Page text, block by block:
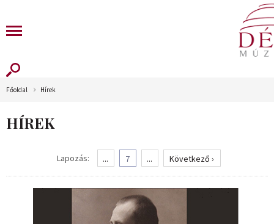
Főoldal Hírek
HÍREK
Lapozás: ... 7 ... Következő ›